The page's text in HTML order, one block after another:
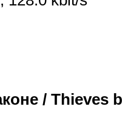
/ Thieves